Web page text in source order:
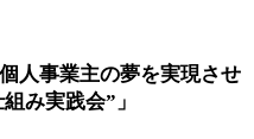
事業主の夢を実現させ
み実践会”」